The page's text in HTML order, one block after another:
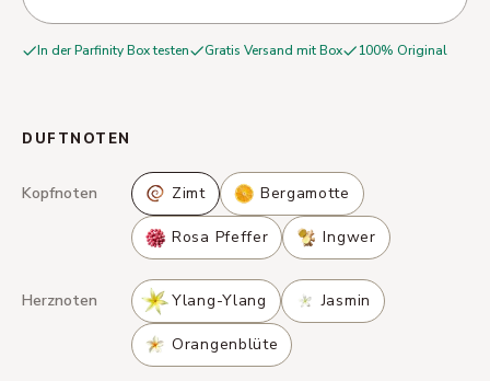
In der Parfinity Box testen Gratis Versand mit Box 100% Original
DUFTNOTEN
Kopfnoten Zimt Bergamotte
Rosa Pfeffer Ingwer
Herznoten Ylang-Ylang Jasmin
Orangenblüte